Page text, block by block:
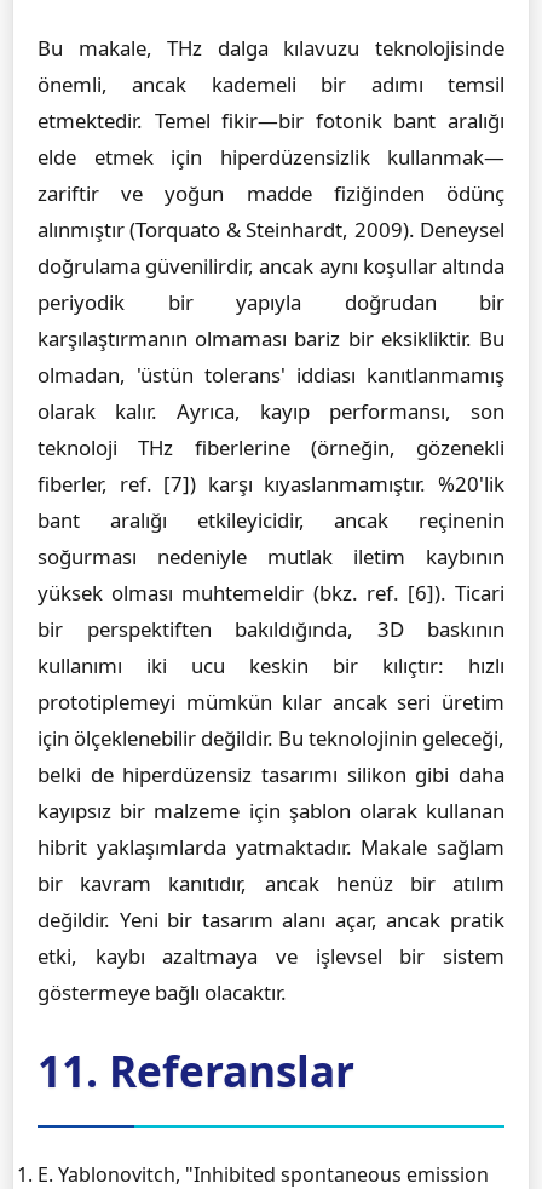
Bu makale, THz dalga kılavuzu teknolojisinde
önemli, ancak kademeli bir adımı temsil
etmektedir. Temel fikir—bir fotonik bant aralığı
elde etmek için hiperdüzensizlik kullanmak—
zariftir ve yoğun madde fiziğinden ödünç
alınmıştır (Torquato & Steinhardt, 2009). Deneysel
doğrulama güvenilirdir, ancak aynı koşullar altında
periyodik bir yapıyla doğrudan bir
karşılaştırmanın olmaması bariz bir eksikliktir. Bu
olmadan, 'üstün tolerans' iddiası kanıtlanmamış
olarak kalır. Ayrıca, kayıp performansı, son
teknoloji THz fiberlerine (örneğin, gözenekli
fiberler, ref. [7]) karşı kıyaslanmamıştır. %20'lik
bant aralığı etkileyicidir, ancak reçinenin
soğurması nedeniyle mutlak iletim kaybının
yüksek olması muhtemeldir (bkz. ref. [6]). Ticari
bir perspektiften bakıldığında, 3D baskının
kullanımı iki ucu keskin bir kılıçtır: hızlı
prototiplemeyi mümkün kılar ancak seri üretim
için ölçeklenebilir değildir. Bu teknolojinin geleceği,
belki de hiperdüzensiz tasarımı silikon gibi daha
kayıpsız bir malzeme için şablon olarak kullanan
hibrit yaklaşımlarda yatmaktadır. Makale sağlam
bir kavram kanıtıdır, ancak henüz bir atılım
değildir. Yeni bir tasarım alanı açar, ancak pratik
etki, kaybı azaltmaya ve işlevsel bir sistem
göstermeye bağlı olacaktır.
11. Referanslar
E. Yablonovitch, "Inhibited spontaneous emission